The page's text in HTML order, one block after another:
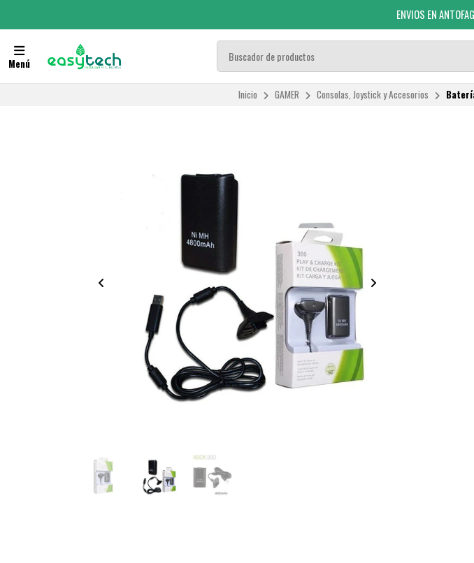
ENVIOS EN
Menú
Inicio GAMER Consolas, Joystick y Accesorios